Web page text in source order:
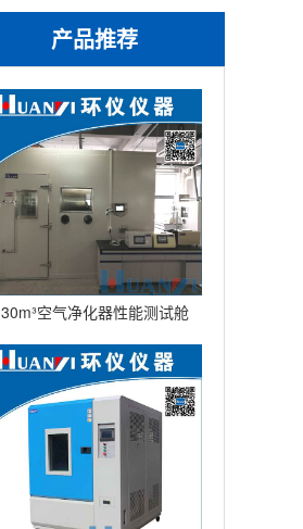
产品推荐
30m³空气净化器性能测试舱
(不锈钢舱）型号：HYQW-
30